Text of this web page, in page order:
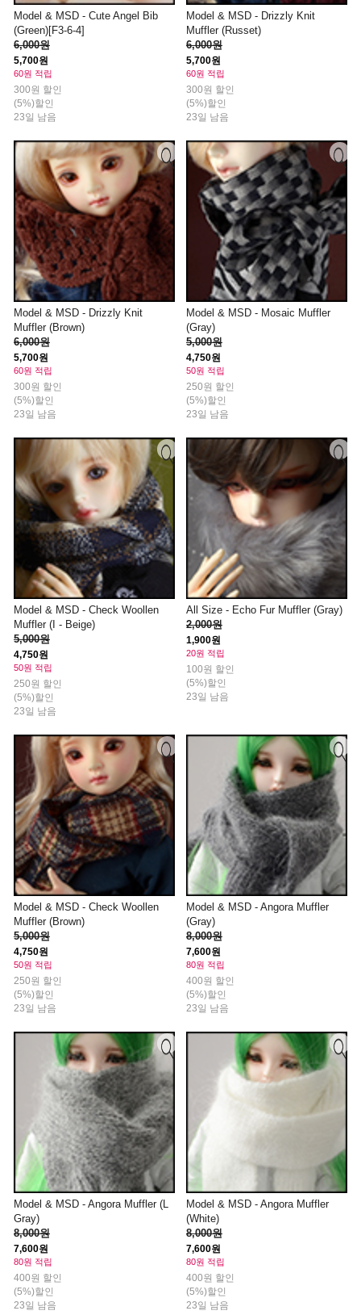
Model & MSD - Cute Angel Bib
(Green)[F3-6-4]
6,000원
5,700원
60원 적립
300원 할인
(5%)할인
23일 남음
Model & MSD - Drizzly Knit
Muffler (Russet)
6,000원
5,700원
60원 적립
300원 할인
(5%)할인
23일 남음
Model & MSD - Drizzly Knit
Muffler (Brown)
6,000원
5,700원
60원 적립
300원 할인
(5%)할인
23일 남음
Model & MSD - Mosaic Muffler
(Gray)
5,000원
4,750원
50원 적립
250원 할인
(5%)할인
23일 남음
Model & MSD - Check Woollen
Muffler (I - Beige)
5,000원
4,750원
50원 적립
250원 할인
(5%)할인
23일 남음
All Size - Echo Fur Muffler (Gray)
2,000원
1,900원
20원 적립
100원 할인
(5%)할인
23일 남음
Model & MSD - Check Woollen
Muffler (Brown)
5,000원
4,750원
50원 적립
250원 할인
(5%)할인
23일 남음
Model & MSD - Angora Muffler
(Gray)
8,000원
7,600원
80원 적립
400원 할인
(5%)할인
23일 남음
Model & MSD - Angora Muffler (L
Gray)
8,000원
7,600원
80원 적립
400원 할인
(5%)할인
23일 남음
Model & MSD - Angora Muffler
(White)
8,000원
7,600원
80원 적립
400원 할인
(5%)할인
23일 남음